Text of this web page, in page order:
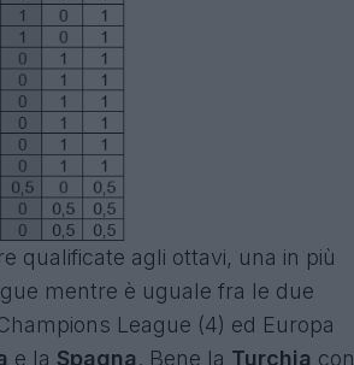
qualificate agli ottavi, una in più
mentre è uguale fra le due
League (4) ed Europa
e la Spagna. Bene la Turchia con